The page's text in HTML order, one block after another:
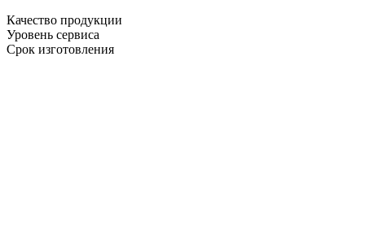
Качество продукции
Уровень сервиса
Срок изготовления